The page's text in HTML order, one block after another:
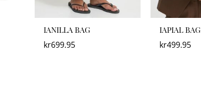
IANILLA BAG
kr699.95
IAPIAL BAG
kr499.95